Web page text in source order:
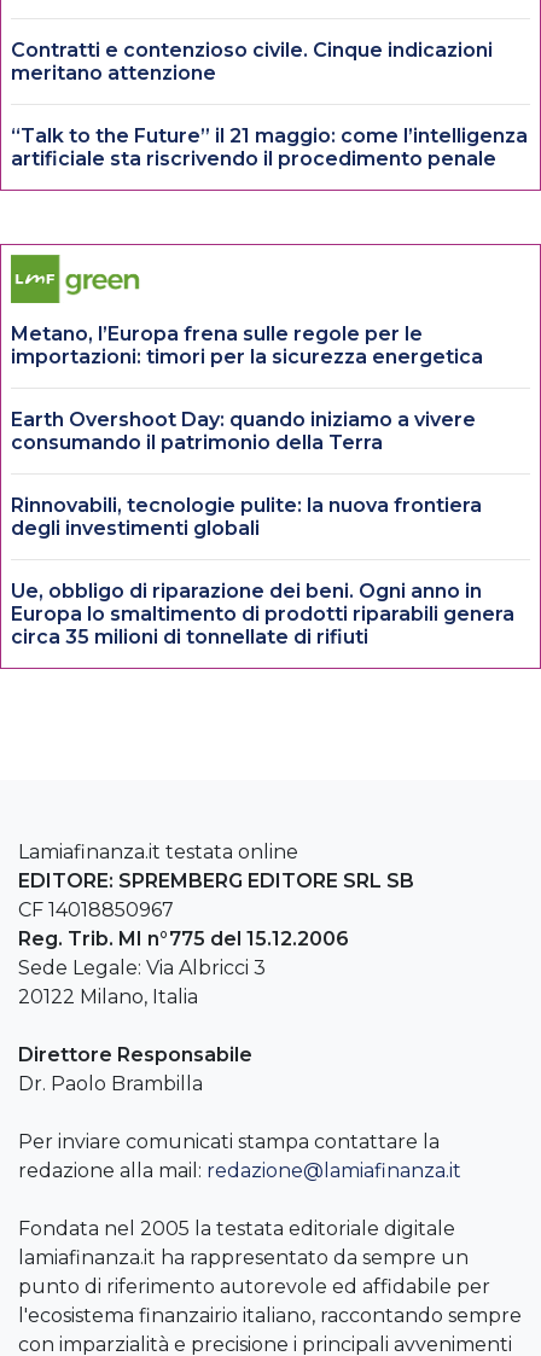
Contratti e contenzioso civile. Cinque indicazioni
meritano attenzione
“Talk to the Future” il 21 maggio: come l’intelligenza
artificiale sta riscrivendo il procedimento penale
Metano, l’Europa frena sulle regole per le
importazioni: timori per la sicurezza energetica
Earth Overshoot Day: quando iniziamo a vivere
consumando il patrimonio della Terra
Rinnovabili, tecnologie pulite: la nuova frontiera
degli investimenti globali
Ue, obbligo di riparazione dei beni. Ogni anno in
Europa lo smaltimento di prodotti riparabili genera
circa 35 milioni di tonnellate di rifiuti
Lamiafinanza.it testata online
EDITORE: SPREMBERG EDITORE SRL SB
CF 14018850967
Reg. Trib. MI n°775 del 15.12.2006
Sede Legale: Via Albricci 3
20122 Milano, Italia
Direttore Responsabile
Dr. Paolo Brambilla
Per inviare comunicati stampa contattare la
redazione alla mail: redazione@lamiafinanza.it
Fondata nel 2005 la testata editoriale digitale
lamiafinanza.it ha rappresentato da sempre un
punto di riferimento autorevole ed affidabile per
l'ecosistema finanzairio italiano, raccontando sempre
con imparzialità e precisione i principali avvenimenti